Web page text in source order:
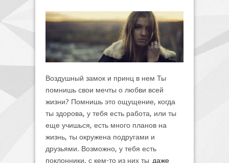
Воздушный замок и принц в нем Ты
помнишь свои мечты о любви всей
жизни? Помнишь это ощущение, когда
ты здорова, у тебя есть работа, или ты
еще учишься, есть много планов на
жизнь, ты окружена подругами и
друзьями. Возможно, у тебя есть
поклонники, с кем-то из них ты даже